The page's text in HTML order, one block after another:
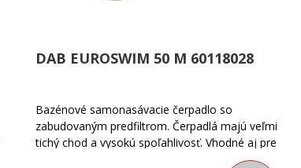
DAB EUROSWIM 50 M 60118028
Bazénové samonasávacie čerpadlo so
zabudovaným predfiltrom. Čerpadlá majú veľmi
tichý chod a vysokú spoľahlivosť. Vhodné aj pre
špeciálne aplikácie k manipulácii s agresívnymi